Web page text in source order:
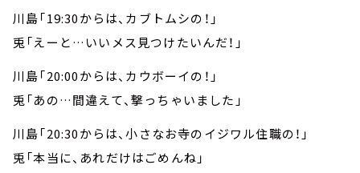
川島「19:30からは、カブトムシの！」
兎「えーと…いいメス見つけたいんだ！」
川島「20:00からは、カウボーイの！」
兎「あの…間違えて、撃っちゃいました」
川島「20:30からは、小さなお寺のイジワル住職の！」
兎「本当に、あれだけはごめんね」